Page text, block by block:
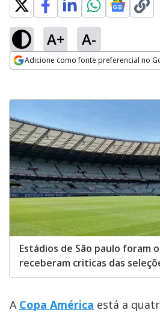
A+ A-
Adicione como fonte preferencial no
Estádios de São paulo foram
receberam criticas das
A Copa América está a